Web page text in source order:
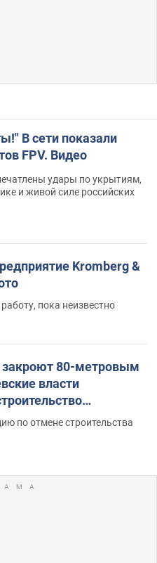
В сети показали
FPV. Видео
удары по укрытиям,
и живой силе российских
Kromberg &
пока неизвестно
закроют 80-метровым
власти
верующего"
по отмене строительства